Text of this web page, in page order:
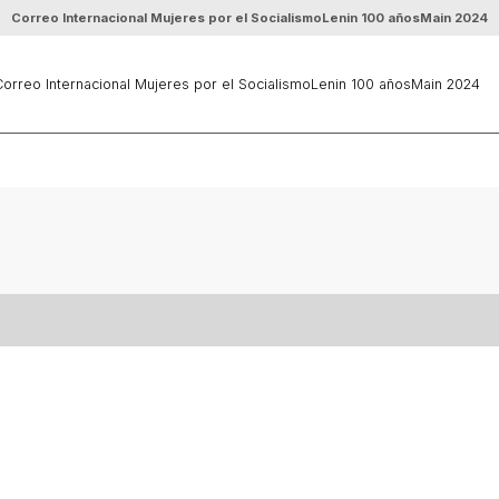
Correo Internacional Mujeres por el SocialismoLenin 100 añosMain 2024
Internacional Mujeres por el SocialismoLenin 100 añosMain 2024